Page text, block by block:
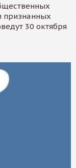
признанных
30 октября